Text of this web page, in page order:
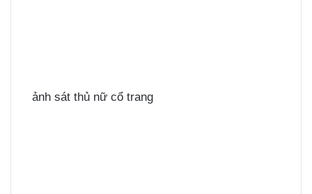
ảnh sát thủ nữ cổ trang